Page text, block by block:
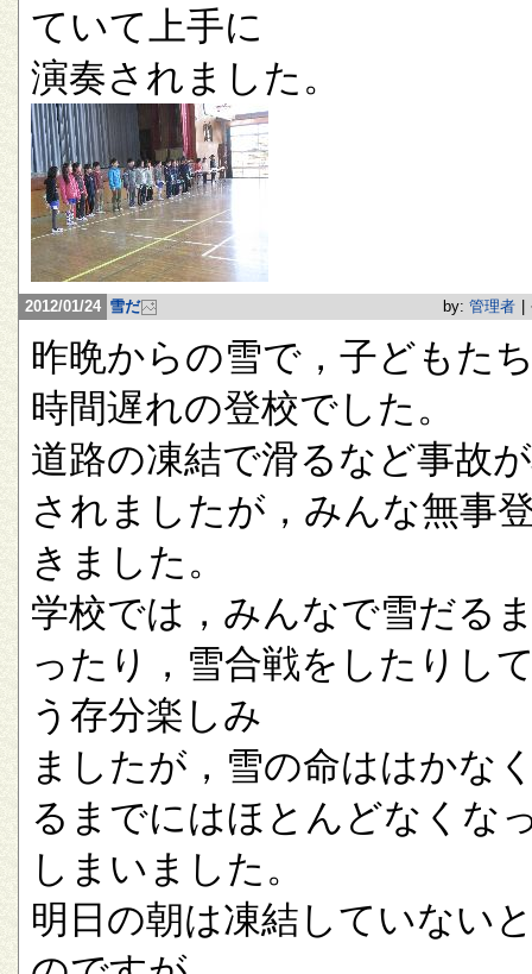
ていて上手に
演奏されました。
2012/01/24 雪だ by: 管理者
昨晩からの雪で，子どもた
時間遅れの登校でした。
道路の凍結で滑るなど事故
されましたが，みんな無事
きました。
学校では，みんなで雪だる
ったり，雪合戦をしたりし
う存分楽しみ
ましたが，雪の命ははかな
るまでにはほとんどなくな
しまいました。
明日の朝は凍結していない